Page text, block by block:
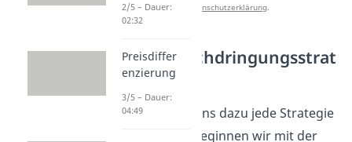
Datenschutzerklärung.
Marktdurchdringungsstrat
egie
Schauen wir uns dazu jede Strategie
genauer an. Beginnen wir mit der
2/5 – Dauer:
02:32
Preisdiffer
enzierung
3/5 – Dauer:
04:49